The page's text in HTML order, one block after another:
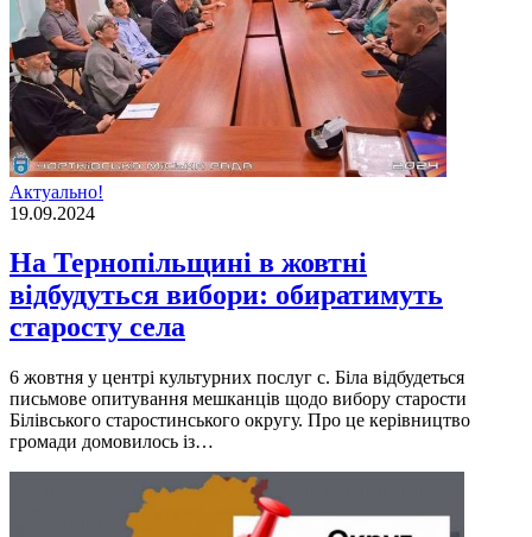
Актуально!
19.09.2024
На Тернопільщині в жовтні
відбудуться вибори: обиратимуть
старосту села
6 жовтня у центрі культурних послуг с. Біла відбудеться
письмове опитування мешканців щодо вибору старости
Білівського старостинського округу. Про це керівництво
громади домовилось із…